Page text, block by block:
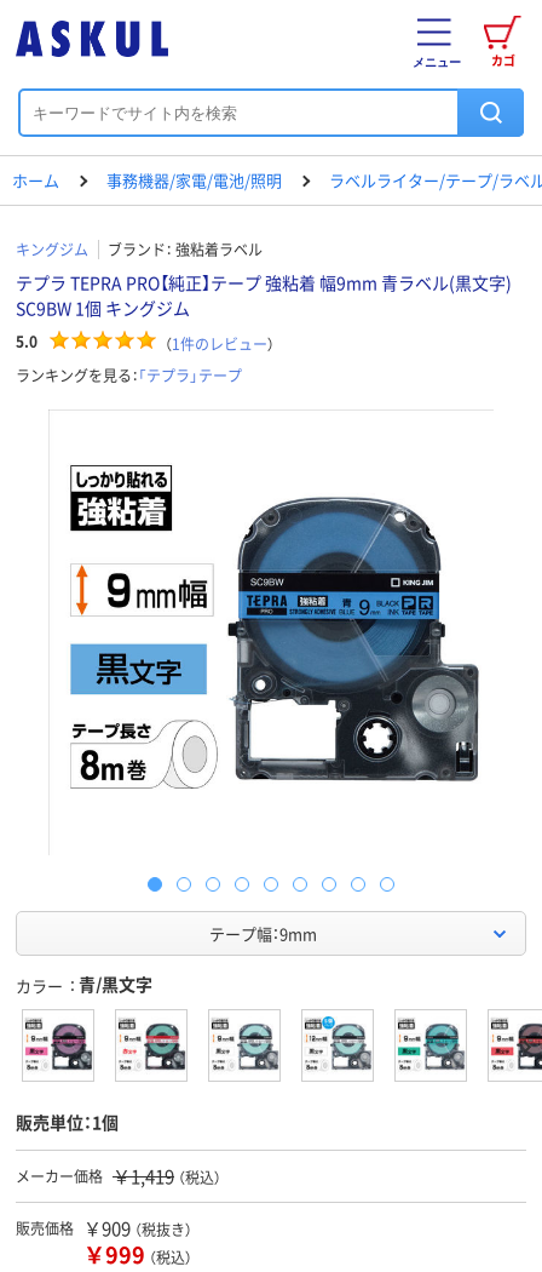
カゴ
メニュー
ホーム 事務機器/家電/電池/照明 ラベルライター/テープ/ラベ
キングジム ブランド： 強粘着ラベル
テプラ TEPRA PRO【純正】テープ 強粘着 幅9mm 青ラベル(黒文字)
SC9BW 1個 キングジム
5.0 （1件のレビュー）
ランキングを見る：「テプラ」テープ
テープ幅：9mm
カラー 青/黒文字
販売単位：1個
メーカー価格 ￥1,419 （税込）
販売価格 ￥909 （税抜き）
￥999 （税込）